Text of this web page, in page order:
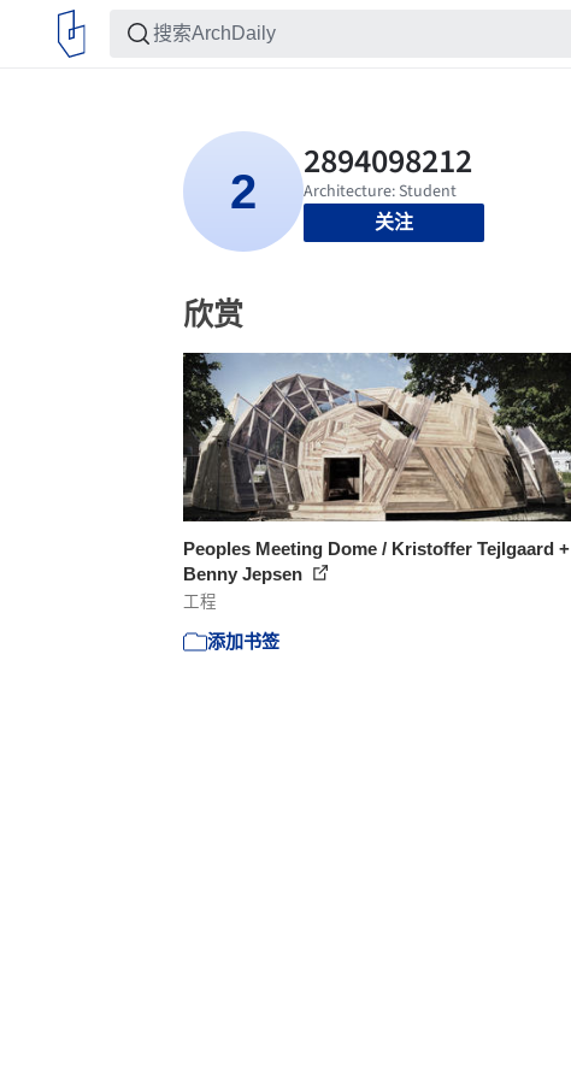
关注
欣赏
Peoples Meeting Dome / Kristoffer Tejlgaard +
Benny Jepsen
工程
添加书签